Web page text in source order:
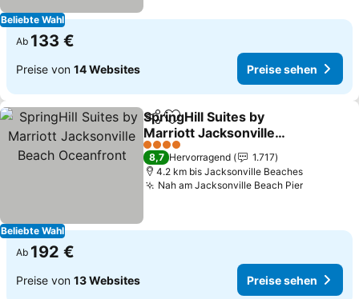
Beliebte Wahl
Ab 133 €
Preise von 14 Websites Preise sehen
Beliebte Wahl
TeilenZu Favoriten hinzufügen
SpringHill Suites by
Marriott Jacksonville
Beach Oceanfront
4 Sterne
8,7 Hervorragend
1.717
4.2 km bis Jacksonville Beaches
Nah am Jacksonville Beach Pier
Ab 192 €
Preise von 13 Websites Preise sehen